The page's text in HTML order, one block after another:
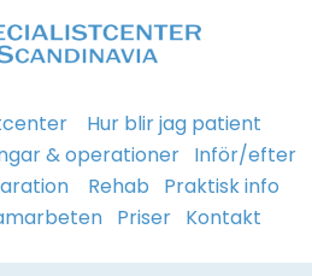
Hur blir jag patient
& operationer Inför/efter
Rehab
Praktisk info
Priser Kontakt